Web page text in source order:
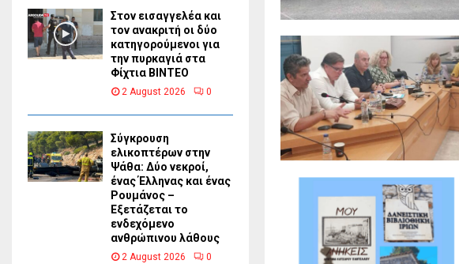
Στον εισαγγελέα και
τον ανακριτή οι δύο
κατηγορούμενοι για
την πυρκαγιά στα
Φίχτια ΒΙΝΤΕΟ
2 August 2026 0
Σύγκρουση
ελικοπτέρων στην
Ψάθα: Δύο νεκροί,
ένας Έλληνας και ένας
Ρουμάνος –
Εξετάζεται το
ενδεχόμενο
ανθρώπινου λάθους
2 August 2026 0